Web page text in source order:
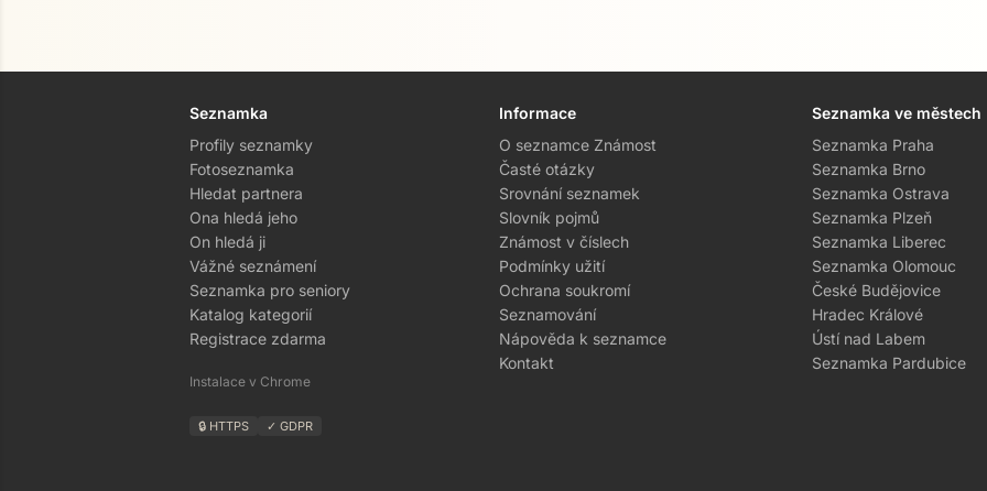
Seznamka
Profily seznamky
Fotoseznamka
Hledat partnera
Ona hledá jeho
On hledá ji
Vážné seznámení
Seznamka pro seniory
Katalog kategorií
Registrace zdarma
Instalace v Chrome
🔒 HTTPS ✓ GDPR
Informace
O seznamce Známost
Časté otázky
Srovnání seznamek
Slovník pojmů
Známost v číslech
Podmínky užití
Ochrana soukromí
Seznamování
Nápověda k seznamce
Kontakt
Seznamka ve městech
Seznamka Praha
Seznamka Brno
Seznamka Ostrava
Seznamka Plzeň
Seznamka Liberec
Seznamka Olomouc
České Budějovice
Hradec Králové
Ústí nad Labem
Seznamka Pardubice